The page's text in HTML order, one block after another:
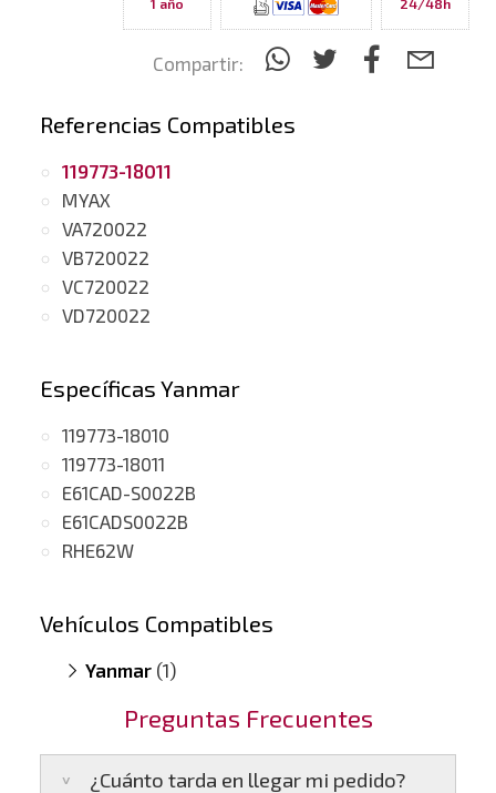
1 año
24/48h
Compartir:
Referencias Compatibles
119773-18011
MYAX
VA720022
VB720022
VC720022
VD720022
Específicas Yanmar
119773-18010
119773-18011
E61CAD-S0022B
E61CADS0022B
RHE62W
Vehículos Compatibles
Yanmar (1)
Preguntas Frecuentes
¿Cuánto tarda en llegar mi pedido?